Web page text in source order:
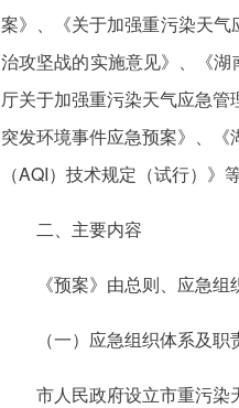
案》、《关于加强重污染天
治攻坚战的实施意见》、《
厅关于加强重污染天气应急
突发环境事件应急预案》、
（AQI）技术规定（试行）》
二、主要内容
《预案》由总则、应急
（一）应急组织体系及职
市人民政府设立市重污染